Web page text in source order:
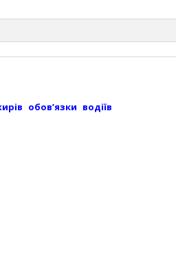
обов’язки водіїв